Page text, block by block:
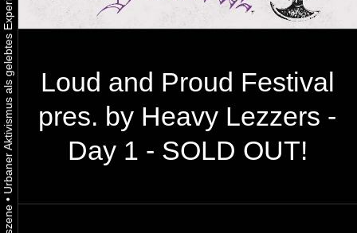
•
Loud and Proud Festival
pres. by Heavy Lezzers -
Day 1 - SOLD OUT!